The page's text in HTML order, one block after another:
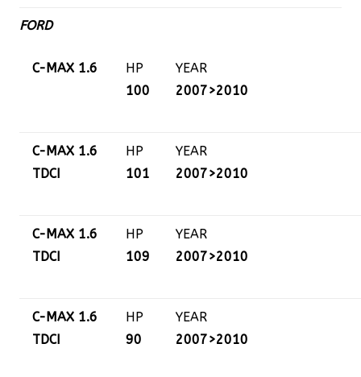
FORD
C-MAX 1.6
HP
100
YEAR
2007>2010
C-MAX 1.6
TDCI
HP
101
YEAR
2007>2010
C-MAX 1.6
TDCI
HP
109
YEAR
2007>2010
C-MAX 1.6
TDCI
HP
90
YEAR
2007>2010